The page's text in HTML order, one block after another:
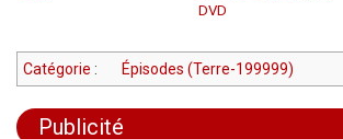
DVD
Catégorie : Épisodes (Terre-199999)
Publicité